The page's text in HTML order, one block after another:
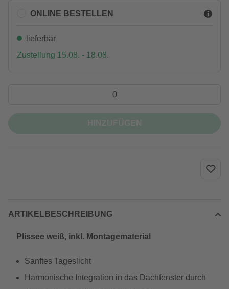
ONLINE BESTELLEN
lieferbar
Zustellung 15.08. - 18.08.
ARTIKELBESCHREIBUNG
Plissee weiß, inkl. Montagematerial
Sanftes Tageslicht
Harmonische Integration in das Dachfenster durch